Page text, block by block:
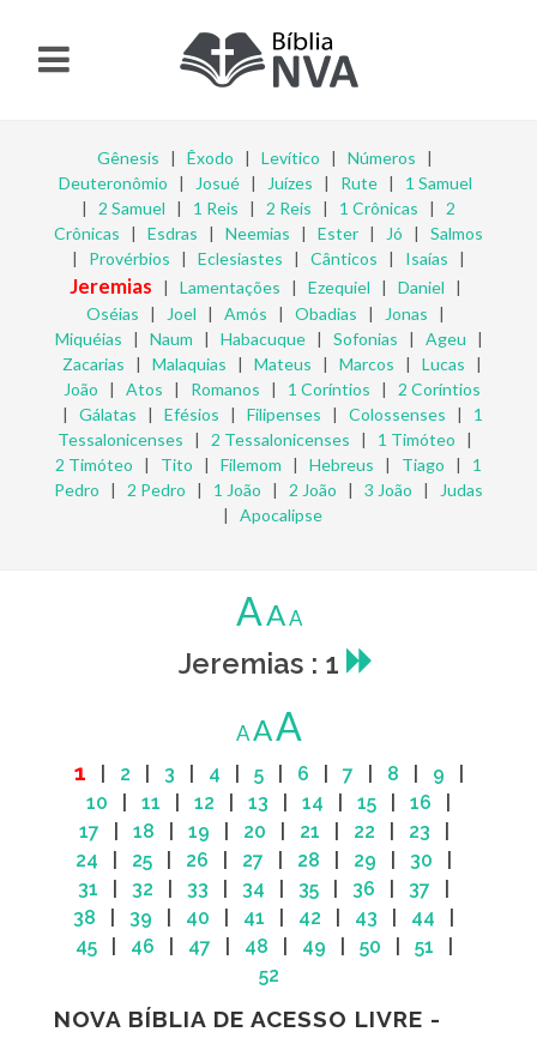
Gênesis | Êxodo | Levítico | Números |
Deuteronômio | Josué| Juízes | Rute| 1 Samuel
| 2 Samuel | 1 Reis | 2 Reis | 1 Crônicas | 2
Crônicas | Esdras | Neemias | Ester | Jó | Salmos
| Provérbios | Eclesiastes | Cânticos | Isaías |
Jeremias | Lamentações | Ezequiel | Daniel |
Oséias | Joel | Amós | Obadias | Jonas |
Miquéias | Naum | Habacuque| Sofonias | Ageu |
Zacarias | Malaquias | Mateus | Marcos | Lucas |
João | Atos | Romanos | 1 Coríntios | 2 Coríntios
| Gálatas | Efésios | Filipenses | Colossenses | 1
Tessalonicenses | 2 Tessalonicenses | 1 Timóteo |
2 Timóteo | Tito | Filemom | Hebreus | Tiago | 1
Pedro | 2 Pedro | 1 João | 2 João | 3 João |
Judas
| Apocalipse
AAA
Jeremias : 1
AAA
1 2 3 4 5| 6 7 8 9
10
11 12 13 14 15 16
17
18 19 20 21 22 23
24
25 26 27 28 29 30
31
32 33 34 35 36 37
38
39 40 41 42 43 44
45| 46 47 48 49 50 51
52
NOVA BÍBLIA DE ACESSO LIVRE -